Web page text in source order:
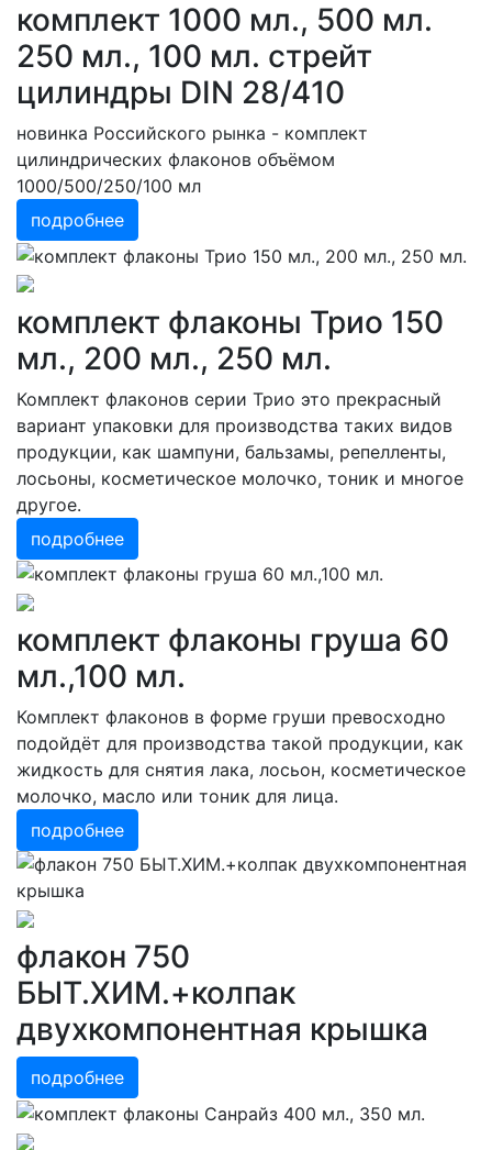
комплект 1000 мл., 500 мл.
250 мл., 100 мл. стрейт
цилиндры DIN 28/410
новинка Российского рынка - комплект
цилиндрических флаконов объёмом
1000/500/250/100 мл
подробнее
комплект флаконы Трио 150
мл., 200 мл., 250 мл.
Комплект флаконов серии Трио это прекрасный
вариант упаковки для производства таких видов
продукции, как шампуни, бальзамы, репелленты,
лосьоны, косметическое молочко, тоник и многое
другое.
подробнее
комплект флаконы груша 60
мл.,100 мл.
Комплект флаконов в форме груши превосходно
подойдёт для производства такой продукции, как
жидкость для снятия лака, лосьон, косметическое
молочко, масло или тоник для лица.
подробнее
флакон 750
БЫТ.ХИМ.+колпак
двухкомпонентная крышка
подробнее